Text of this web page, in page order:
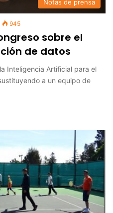
Notas de prensa
945
sobre el
de datos
Inteligencia Artificial para el
a un equipo de